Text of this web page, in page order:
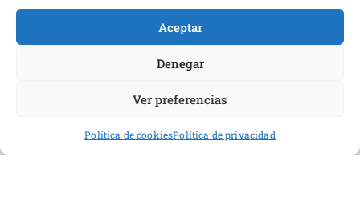
Aceptar
Denegar
Ver preferencias
Política de cookiesPolítica de privacidad
El lago de los cisnes